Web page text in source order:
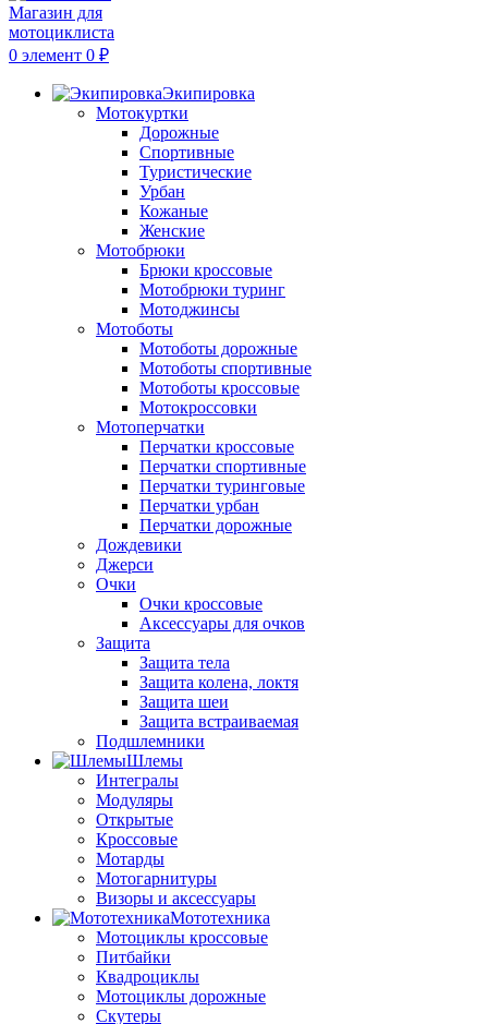
0 элемент 0 ₽
Экипировка
Мотокуртки
Дорожные
Спортивные
Туристические
Урбан
Кожаные
Женские
Мотобрюки
Брюки кроссовые
Мотобрюки туринг
Мотоджинсы
Мотоботы
Мотоботы дорожные
Мотоботы спортивные
Мотоботы кроссовые
Мотокроссовки
Мотоперчатки
Перчатки кроссовые
Перчатки спортивные
Перчатки туринговые
Перчатки урбан
Перчатки дорожные
Дождевики
Джерси
Очки
Очки кроссовые
Аксессуары для очков
Защита
Защита тела
Защита колена, локтя
Защита шеи
Защита встраиваемая
Подшлемники
Шлемы
Интегралы
Модуляры
Открытые
Кроссовые
Мотарды
Мотогарнитуры
Визоры и аксессуары
Мототехника
Мотоциклы кроссовые
Питбайки
Квадроциклы
Мотоциклы дорожные
Скутеры